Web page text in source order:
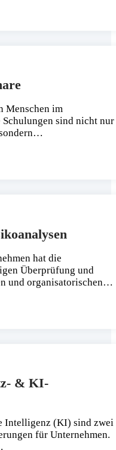
Menschen im
Schulungen sind nicht nur
hat die
Überprüfung und
und organisatorischen…
& KI-
Intelligenz (KI) sind zwei
für Unternehmen.